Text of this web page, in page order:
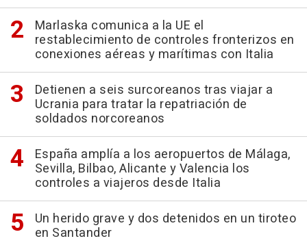
Marlaska comunica a la UE el
restablecimiento de controles fronterizos en
conexiones aéreas y marítimas con Italia
Detienen a seis surcoreanos tras viajar a
Ucrania para tratar la repatriación de
soldados norcoreanos
España amplía a los aeropuertos de Málaga,
Sevilla, Bilbao, Alicante y Valencia los
controles a viajeros desde Italia
Un herido grave y dos detenidos en un tiroteo
en Santander